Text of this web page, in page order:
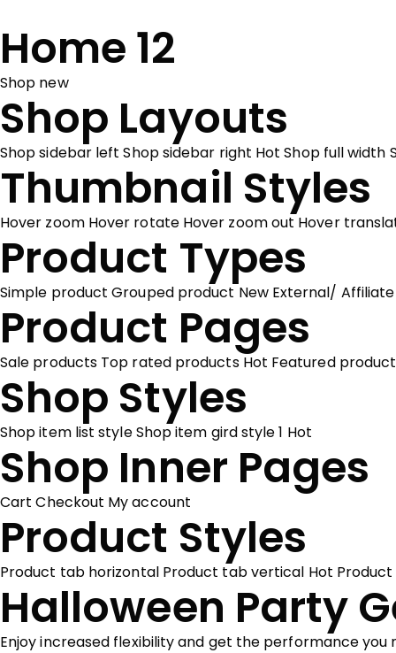
Home 12
Shop new
Shop Layouts
Shop sidebar left Shop sidebar right Hot Shop full width
Thumbnail Styles
Hover zoom Hover rotate Hover zoom out Hover
Product Types
Simple product Grouped product New External/
Product Pages
Sale products Top rated products Hot Featured
Shop Styles
Shop item list styleShop item gird style 1 Hot
Shop Inner Pages
Cart Checkout My account
Product Styles
Product tab horizontal Product tab vertical Hot
Halloween Party
Enjoy increased flexibility and get the performance you